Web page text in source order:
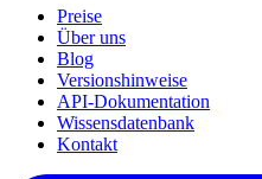
Preise
Über uns
Blog
Versionshinweise
API-Dokumentation
Wissensdatenbank
Kontakt